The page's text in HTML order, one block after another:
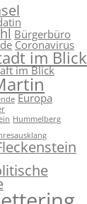
Bürgerbüro
Coronavirus
im Blick
im Blick
Europa
Hummelberg